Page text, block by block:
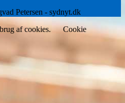
Petersen - sydnyt.dk
af cookies.
Cookie